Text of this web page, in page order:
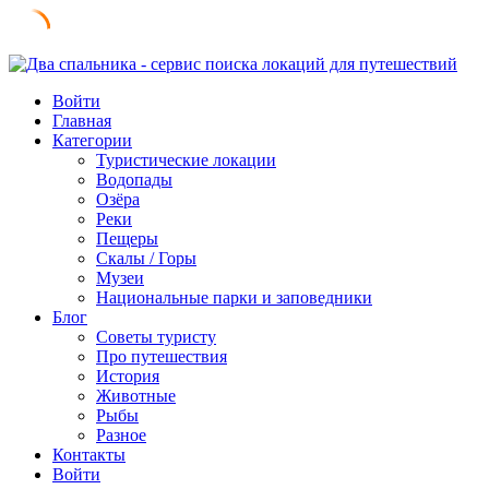
Skip
contentВойти
Главная
Категории
Туристические локации
Водопады
Озёра
Реки
Пещеры
Скалы / Горы
Музеи
Национальные парки и заповедники
Блог
Советы туристу
Про путешествия
История
Животные
Рыбы
Разное
Контакты
Войти